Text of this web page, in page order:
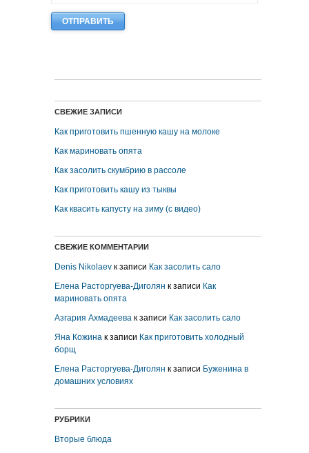
СВЕЖИЕ ЗАПИСИ
Как приготовить пшенную кашу на молоке
Как мариновать опята
Как засолить скумбрию в рассоле
Как приготовить кашу из тыквы
Как квасить капусту на зиму (с видео)
СВЕЖИЕ КОММЕНТАРИИ
Denis Nikolaev к записи Как засолить сало
Елена Расторгуева-Диголян к записи Как
мариновать опята
Азгария Ахмадеева к записи Как засолить сало
Яна Кожина к записи Как приготовить холодный
борщ
Елена Расторгуева-Диголян к записи Буженина в
домашних условиях
РУБРИКИ
Вторые блюда